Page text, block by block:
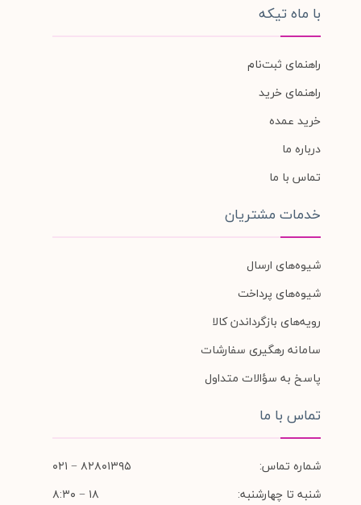
با ماه تیکه
راهنمای ثبت‌نام
راهنمای خرید
خرید عمده
درباره ما
تماس با ما
خدمات مشتریان
شیوه‌های ارسال
شیوه‌های پرداخت
رویه‌های بازگرداندن کالا
سامانه رهگیری سفارشات
پاسخ به سؤالات متداول
تماس با ما
شماره تماس:
۸۲۸۰۱۳۹۵ − ۰۲۱
شنبه تا چهارشنبه:
۱۸ − ۸:۳۰